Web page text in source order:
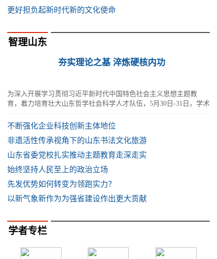
更好担负起新时代新的文化使命
智理山东
夯实理论之基 淬炼硬核内功
为深入开展学习贯彻习近平新时代中国特色社会主义思想主题教
育，着力培育壮大山东哲学社会科学人才队伍，5月30日-31日，学术
不断强化企业科技创新主体地位
非遗活性传承视角下的山东书法文化旅游
山东省委党校扎实推动主题教育走深走实
始终坚持人民至上的政治立场
先发优势如何转变为领跑实力？
以新气象新作为为强省建设作出更大贡献
学者专栏